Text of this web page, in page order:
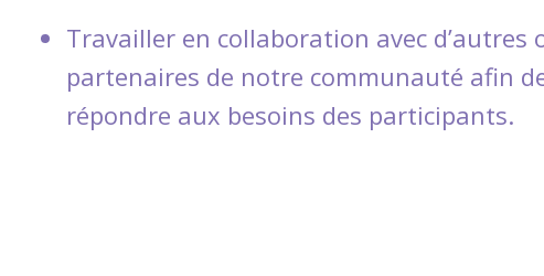
Travailler en collaboration avec d’autres
partenaires de notre communauté afin
répondre aux besoins des participants.